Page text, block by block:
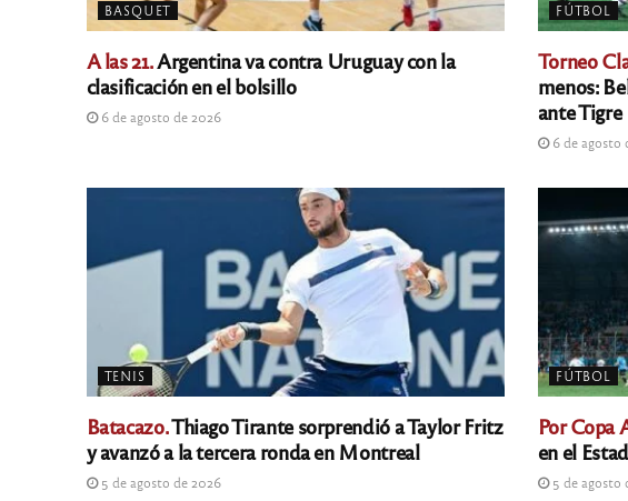
BASQUET
A las 21.Argentina va contra Uruguay con la
clasificación en el bolsillo
6 de agosto de 2026
FÚTBOL
Torneo
menos:
ante Tigre
6 de agosto
TENIS
Batacazo.Thiago Tirante sorprendió a Taylor Fritz
y avanzó a la tercera ronda en Montreal
5 de agosto de 2026
FÚTBOL
Por Copa
en el
5 de agosto